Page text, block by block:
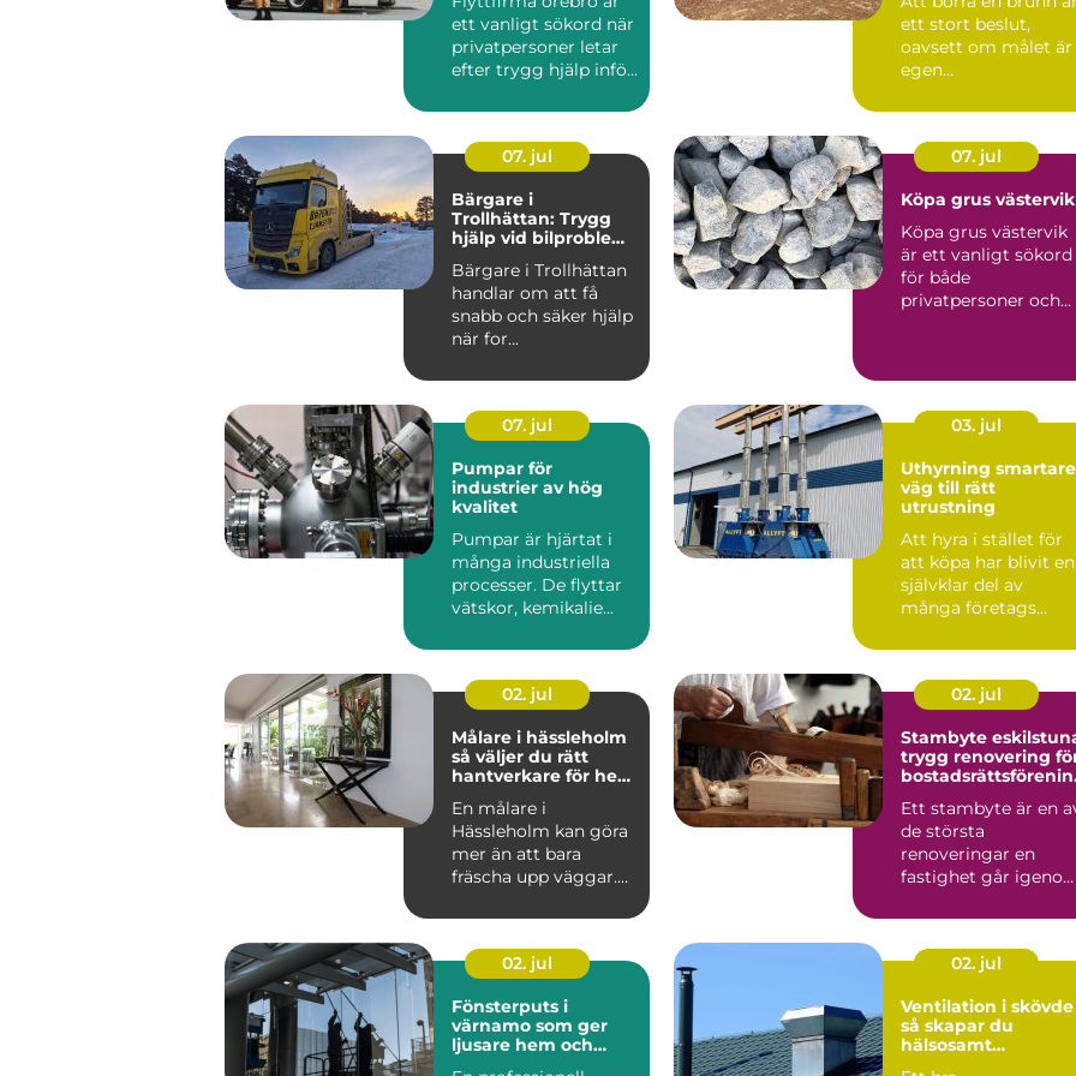
ett vanligt sökord när
privatpersoner letar
efter trygg hjälp inför
ett stort beslut,
oavsett om målet är
egen
eller bergvärme. ...
07. jul
Bärgare i
Trollhättan: Trygg
hjälp vid bilproblem
Bärgare i Trollhättan
handlar om att få
snabb och säker hjälp
när for...
07. jul
Köpa grus västervik
Köpa grus västervik
är ett vanligt sökord
för både
privatpersoner och
07. jul
Pumpar för
industrier av hög
kvalitet
Pumpar är hjärtat i
många industriella
processer. De flyttar
vätskor, kemikalie...
03. jul
Uthyrning smartare
väg till rätt
utrustning
Att hyra i stället för
att köpa har blivit en
självklar del av
många företags
...
02. jul
Målare i hässleholm
så väljer du rätt
hantverkare för hem
En målare i
Hässleholm kan göra
mer än att bara
fräscha upp väggar.
höja värdet...
02. jul
Stambyte
trygg renovering
Ett stambyte är en
de största
renoveringar en
fastighet går
Eskilstuna bygg...
02. jul
Fönsterputs i
värnamo som ger
ljusare hem och
02. jul
Ventilation i skövde
så skapar du
hälsosamt